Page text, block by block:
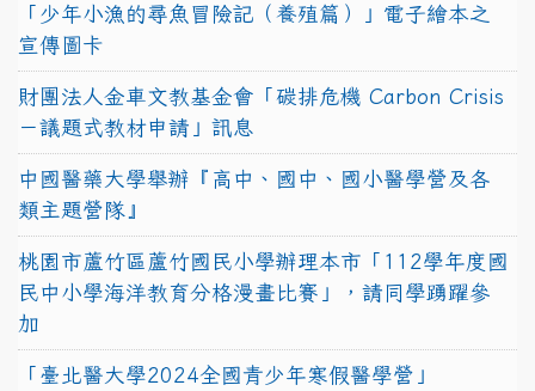
「少年小漁的尋魚冒險記（養殖篇）」電子繪本之
宣傳圖卡
財團法人金車文教基金會「碳排危機 Carbon Crisis
－議題式教材申請」訊息
中國醫藥大學舉辦『高中、國中、國小醫學營及各
類主題營隊』
桃園市蘆竹區蘆竹國民小學辦理本市「112學年度國
民中小學海洋教育分格漫畫比賽」，請同學踴躍參
加
「臺北醫大學2024全國青少年寒假醫學營」